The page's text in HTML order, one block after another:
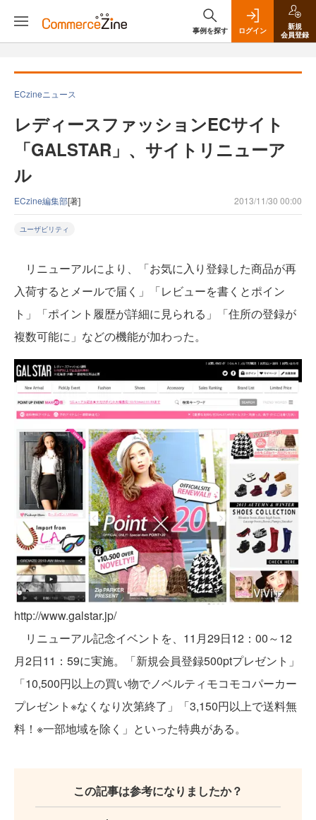
事例を探す ログイン
新規
会員登録
ECzineニュース
レディースファッションECサイト
「GALSTAR」、サイトリニューア
ル
ECzine編集部[著] 2013/11/30 00:00
ユーザビリティ
リニューアルにより、「お気に入り登録した商品が再
入荷するとメールで届く」「レビューを書くとポイン
ト」「ポイント履歴が詳細に見られる」「住所の登録が
複数可能に」などの機能が加わった。
http://www.galstar.jp/
リニューアル記念イベントを、11月29日12：00～12
月2日11：59に実施。「新規会員登録500ptプレゼント」
「10,500円以上の買い物でノベルティモコモコパーカー
プレゼント※なくなり次第終了」「3,150円以上で送料無
料！※一部地域を除く」といった特典がある。
この記事は参考になりましたか？